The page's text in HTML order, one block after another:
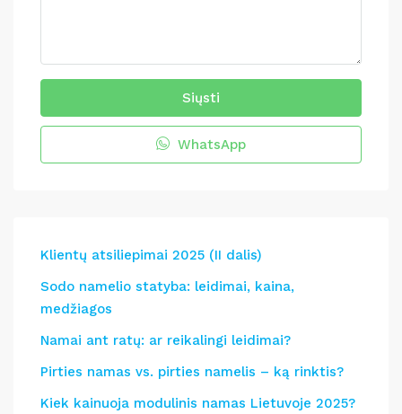
Siųsti
WhatsApp
Klientų atsiliepimai 2025 (II dalis)
Sodo namelio statyba: leidimai, kaina,
medžiagos
Namai ant ratų: ar reikalingi leidimai?
Pirties namas vs. pirties namelis – ką rinktis?
Kiek kainuoja modulinis namas Lietuvoje 2025?